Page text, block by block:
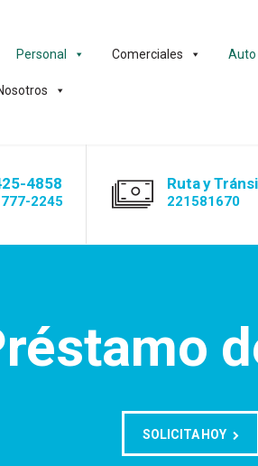
Personal Comerciales Auto
4858
2245
Ruta y
221581670
SOLICITA HOY